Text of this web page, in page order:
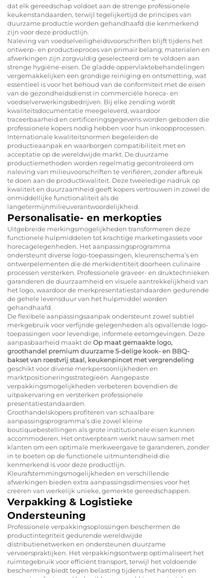
dat elk gereedschap voldoet aan de strenge professionele
keukenstandaarden, terwijl tegelijkertijd de principes van
duurzame productie worden gehandhaafd die kenmerkend
zijn voor deze productlijn.
Naleving van voedselveiligheidsvoorschriften blijft tijdens het
ontwerp- en productieproces van primair belang; materialen en
afwerkingen zijn zorgvuldig geselecteerd om te voldoen aan
strenge hygiëne-eisen. De gladde oppervlaktebehandelingen
vergemakkelijken een grondige reiniging en ontsmetting, wat
essentieel is voor het behoud van de conformiteit met de eisen
van de gezondheidsdienst in commerciële horeca- en
voedselverwerkingsbedrijven. Bij elke zending wordt
kwaliteitsdocumentatie meegeleverd, waardoor
traceerbaarheid en certificeringsgegevens worden geboden die
professionele kopers nodig hebben voor hun inkoopprocessen.
Internationale kwaliteitsnormen begeleiden de
productieaanpak en waarborgen compatibiliteit met en
acceptatie op de wereldwijde markt. De duurzame
productiemethoden worden regelmatig gecontroleerd om
naleving van milieuvoorschriften te verifiëren, zonder afbreuk
te doen aan de productkwaliteit. Deze tweeledige nadruk op
kwaliteit en duurzaamheid geeft kopers vertrouwen in zowel de
onmiddellijke functionaliteit als de
langetermijnmilieuverantwoordelijkheid.
Personalisatie- en merkopties
Uitgebreide merkingsmogelijkheden transformeren deze
functionele hulpmiddelen tot krachtige marketingassets voor
horecagelegenheden. Het aanpassingsprogramma
ondersteunt diverse logo-toepassingen, kleurenschema’s en
ontwerpelementen die de merkidentiteit doorheen culinaire
processen versterken. Professionele graveer- en druktechnieken
garanderen de duurzaamheid en visuele aantrekkelijkheid van
het logo, waardoor de merkpresentatiestandaarden gedurende
de gehele levensduur van het hulpmiddel worden
gehandhaafd.
De flexibele aanpassingsaanpak ondersteunt zowel subtiel
merkgebruik voor verfijnde gelegenheden als opvallende logo-
toepassingen voor levendige, informele eetomgevingen. Deze
aanpasbaarheid maakt deOp maat gemaakte logo,
groothandel premium duurzame 5-delige kook- en BBQ-
bakset van roestvrij staal, keukenpincet met vergrendeling
geschikt voor diverse merkpersoonlijkheden en
marktpositioneringsstrategieën. Aangepaste
verpakkingsmogelijkheden verbeteren bovendien de
uitpakervaring en versterken professionele
presentatiestandaarden.
Groothandelskopers profiteren van schaalbare
aanpassingsprogramma’s die zowel kleine
boutiquebestellingen als grote institutionele eisen kunnen
accommoderen. Het ontwerpteam werkt nauw samen met
klanten om een optimale merkweergave te garanderen, zonder
in te boeten op de functionele uitmuntendheid die
kenmerkend is voor deze productlijn.
Kleurafstemmingsmogelijkheden en verschillende
afwerkingen bieden extra aanpassingsdimensies voor het
creëren van werkelijk unieke, gemerkte gereedschappen.
Verpakking & Logistieke
Ondersteuning
Professionele verpakkingsoplossingen beschermen de
productintegriteit gedurende wereldwijde
distributienetwerken en ondersteunen duurzame
vervoerspraktijken. Het verpakkingsontwerp optimaliseert het
ruimtegebruik voor efficiënt transport, terwijl het voldoende
bescherming biedt tegen belasting tijdens het hanteren en